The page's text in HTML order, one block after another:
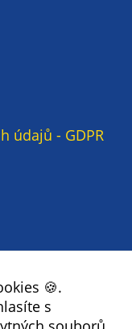
údajů - GDPR
🍪.
s
naši partneři,
zobrazit
obsahy